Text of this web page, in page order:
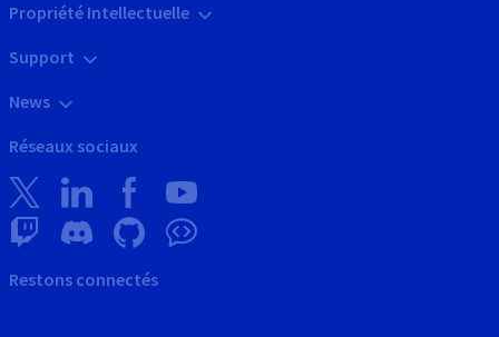
Propriété Intellectuelle
Support
News
Réseaux sociaux
Restons connectés